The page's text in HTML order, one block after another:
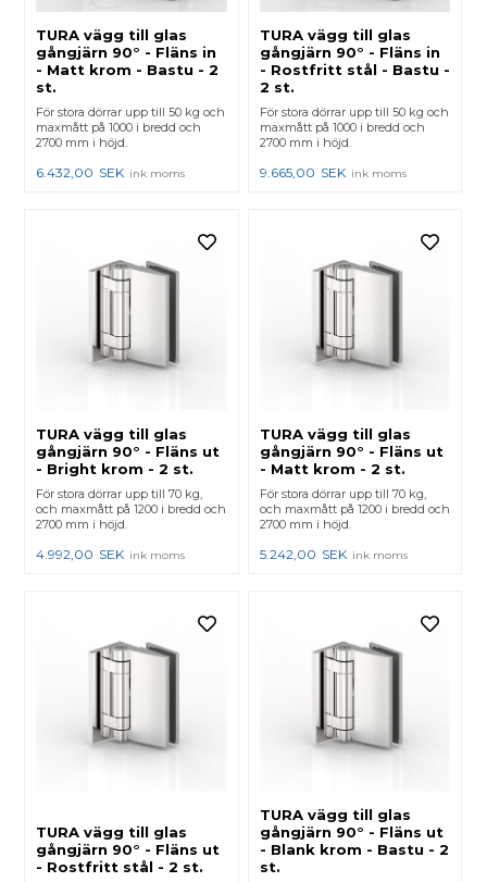
TURA vägg till glas
gångjärn 90° - Fläns in
- Matt krom - Bastu - 2
st.
För stora dörrar upp till 50 kg och
maxmått på 1000 i bredd och
2700 mm i höjd.
6.432,00 SEK ink moms
TURA vägg till glas
gångjärn 90° - Fläns in
- Rostfritt stål - Bastu -
2 st.
För stora dörrar upp till 50 kg och
maxmått på 1000 i bredd och
2700 mm i höjd.
9.665,00 SEK ink moms
TURA vägg till glas
gångjärn 90° - Fläns ut
- Bright krom - 2 st.
För stora dörrar upp till 70 kg,
och maxmått på 1200 i bredd och
2700 mm i höjd.
4.992,00 SEK ink moms
TURA vägg till glas
gångjärn 90° - Fläns ut
- Matt krom - 2 st.
För stora dörrar upp till 70 kg,
och maxmått på 1200 i bredd och
2700 mm i höjd.
5.242,00 SEK ink moms
TURA vägg till glas
gångjärn 90° - Fläns ut
- Rostfritt stål - 2 st.
TURA vägg till glas
gångjärn 90° - Fläns ut
- Blank krom - Bastu - 2
st.